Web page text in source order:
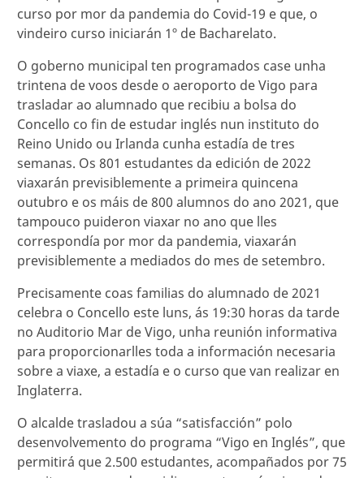
curso por mor da pandemia do Covid-19 e que, o
vindeiro curso iniciarán 1º de Bacharelato.
O goberno municipal ten programados case unha
trintena de voos desde o aeroporto de Vigo para
trasladar ao alumnado que recibiu a bolsa do
Concello co fin de estudar inglés nun instituto do
Reino Unido ou Irlanda cunha estadía de tres
semanas. Os 801 estudantes da edición de 2022
viaxarán previsiblemente a primeira quincena
outubro e os máis de 800 alumnos do ano 2021, que
tampouco puideron viaxar no ano que lles
correspondía por mor da pandemia, viaxarán
previsiblemente a mediados do mes de setembro.
Precisamente coas familias do alumnado de 2021
celebra o Concello este luns, ás 19:30 horas da tarde
no Auditorio Mar de Vigo, unha reunión informativa
para proporcionarlles toda a información necesaria
sobre a viaxe, a estadía e o curso que van realizar en
Inglaterra.
O alcalde trasladou a súa “satisfacción” polo
desenvolvemento do programa “Vigo en Inglés”, que
permitirá que 2.500 estudantes, acompañados por 75